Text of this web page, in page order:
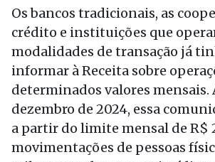
Os bancos tradicionais, as
crédito e instituições que
modalidades de transação já
informar à Receita sobre
determinados valores mensais.
dezembro de 2024, essa
a partir do limite mensal de R$
movimentações de pessoas